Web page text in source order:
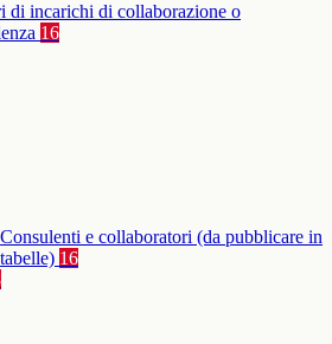
di incarichi di collaborazione o
16
Consulenti e collaboratori (da pubblicare in
tabelle) 16